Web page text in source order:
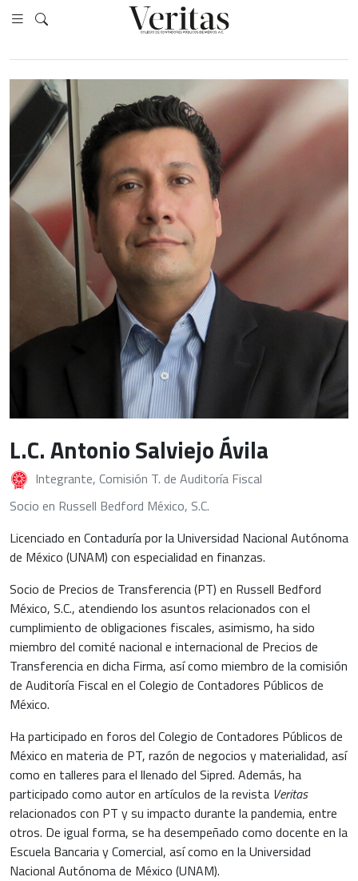
L.C. Antonio Salviejo Ávila
Integrante, Comisión T. de Auditoría Fiscal
Socio en Russell Bedford México, S.C.
Licenciado en Contaduría por la Universidad Nacional Autónoma
de México (UNAM) con especialidad en finanzas.
Socio de Precios de Transferencia (PT) en Russell Bedford
México, S.C., atendiendo los asuntos relacionados con el
cumplimiento de obligaciones fiscales, asimismo, ha sido
miembro del comité nacional e internacional de Precios de
Transferencia en dicha Firma, así como miembro de la comisión
de Auditoría Fiscal en el Colegio de Contadores Públicos de
México.
Ha participado en foros del Colegio de Contadores Públicos de
México en materia de PT, razón de negocios y materialidad, así
como en talleres para el llenado del Sipred. Además, ha
participado como autor en artículos de la revista Veritas
relacionados con PT y su impacto durante la pandemia, entre
otros. De igual forma, se ha desempeñado como docente en la
Escuela Bancaria y Comercial, así como en la Universidad
Nacional Autónoma de México (UNAM).